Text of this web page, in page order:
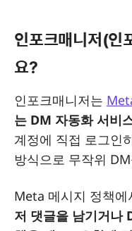
인포크매니저(인
요?
인포크매니저는
는 DM 자동화 서비
계정에 직접 로그인
방식으로 무작위
Meta 메시지 정책에
저 댓글을 남기거나